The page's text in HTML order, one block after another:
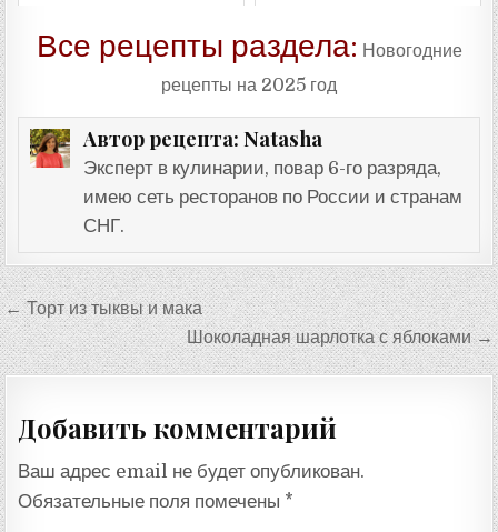
Все рецепты раздела: Новогодние
рецепты на 2025 год
Автор рецепта: Natasha
Эксперт в кулинарии, повар 6-го разряда,
имею сеть ресторанов по России и странам
СНГ.
Навигация
по
записям
← Торт из тыквы и мака
Шоколадная шарлотка с яблоками →
Добавить комментарий
Ваш адрес email не будет опубликован.
Обязательные поля помечены *